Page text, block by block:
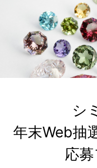
シ
年末Web抽
応